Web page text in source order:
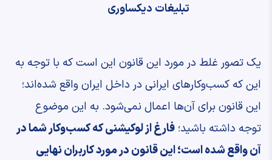
تبلیغات دیکساوری
یک تصور غلط در مورد این قانون این است که با توجه به
این که کسب‌وکارهای ایرانی در داخل ایران واقع شده‌اند؛
این قانون برای آن‌ها اعمال نمی‌شود. به این موضوع
توجه داشته باشید؛ فارغ از لوکیشنی که کسب‌وکار شما در
آن واقع شده است؛ این قانون در مورد کاربران نهایی